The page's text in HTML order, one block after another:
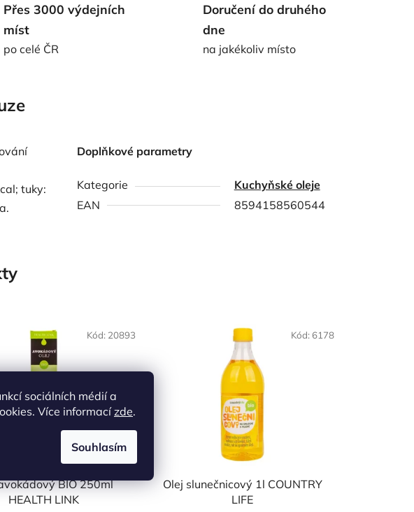
sociálních médií a
Více informacízde.
Souhlasím
Přes 3000 výdejních
míst
po celé ČR
Doručení do druhého
dne
na jakékoliv místo
tuky:
Doplňkové parametry
Kategorie
Kuchyňské oleje
EAN
8594158560544
BIO 250ml
HEALTH LINK
Kód: 20893
Olej slunečnicový 1l COUNTRY
LIFE
Kód: 6178